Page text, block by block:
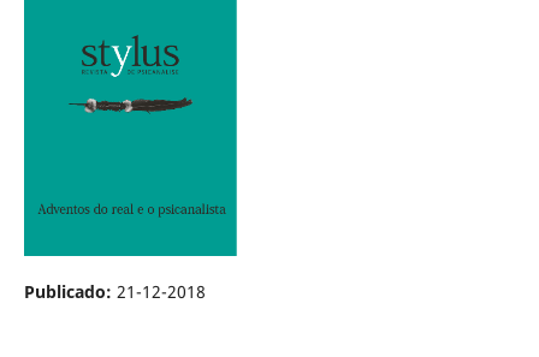
Publicado: 21-12-2018